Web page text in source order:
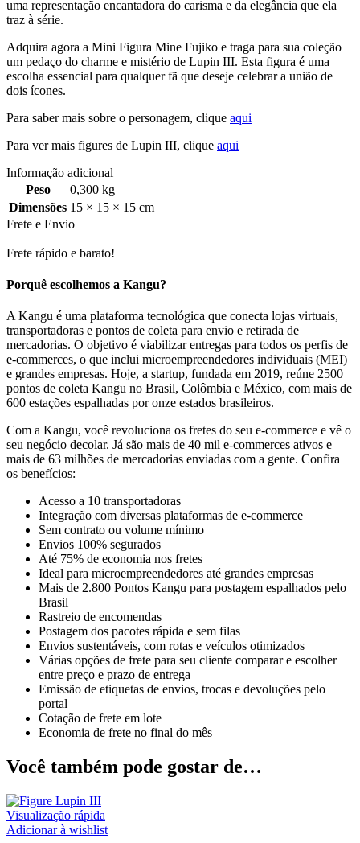
uma representação encantadora do carisma e da elegância que ela
traz à série.
Adquira agora a Mini Figura Mine Fujiko e traga para sua coleção
um pedaço do charme e mistério de Lupin III. Esta figura é uma
escolha essencial para qualquer fã que deseje celebrar a união de
dois ícones.
Para saber mais sobre o personagem, clique aqui
Para ver mais figures de Lupin III, clique aqui
Informação adicional
Peso
0,300 kg
Dimensões 15 × 15 × 15 cm
Frete e Envio
Frete rápido e barato!
Porquê escolhemos a Kangu?
A Kangu é uma plataforma tecnológica que conecta lojas virtuais,
transportadoras e pontos de coleta para envio e retirada de
mercadorias. O objetivo é viabilizar entregas para todos os perfis de
e-commerces, o que inclui microempreendedores individuais (MEI)
e grandes empresas. Hoje, a startup, fundada em 2019, reúne 2500
pontos de coleta Kangu no Brasil, Colômbia e México, com mais de
600 estações espalhadas por onze estados brasileiros.
Com a Kangu, você revoluciona os fretes do seu e-commerce e vê o
seu negócio decolar. Já são mais de 40 mil e-commerces ativos e
mais de 63 milhões de mercadorias enviadas com a gente. Confira
os benefícios:
Acesso a 10 transportadoras
Integração com diversas plataformas de e-commerce
Sem contrato ou volume mínimo
Envios 100% segurados
Até 75% de economia nos fretes
Ideal para microempreendedores até grandes empresas
Mais de 2.800 Pontos Kangu para postagem espalhados pelo
Brasil
Rastreio de encomendas
Postagem dos pacotes rápida e sem filas
Envios sustentáveis, com rotas e veículos otimizados
Várias opções de frete para seu cliente comparar e escolher
entre preço e prazo de entrega
Emissão de etiquetas de envios, trocas e devoluções pelo
portal
Cotação de frete em lote
Economia de frete no final do mês
Você também pode gostar de…
Visualização rápida
Adicionar à wishlist